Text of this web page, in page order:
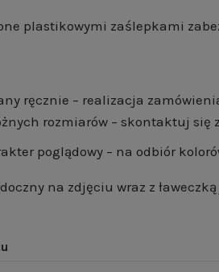
plastikowymi zaślepkami
ręcznie – realizacja
rozmiarów – skontaktuj się
poglądowy – na odbiór
na zdjęciu wraz z